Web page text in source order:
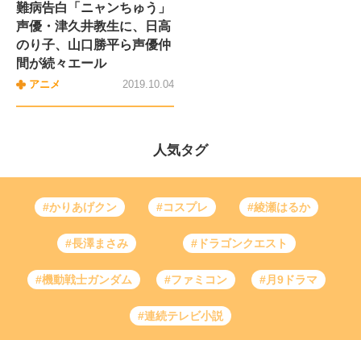
難病告白「ニャンちゅう」
声優・津久井教生に、日高
のり子、山口勝平ら声優仲
間が続々エール
アニメ 2019.10.04
人気タグ
#かりあげクン #コスプレ #綾瀬はるか
#長澤まさみ #ドラゴンクエスト
#機動戦士ガンダム #ファミコン #月9ドラマ
#連続テレビ小説